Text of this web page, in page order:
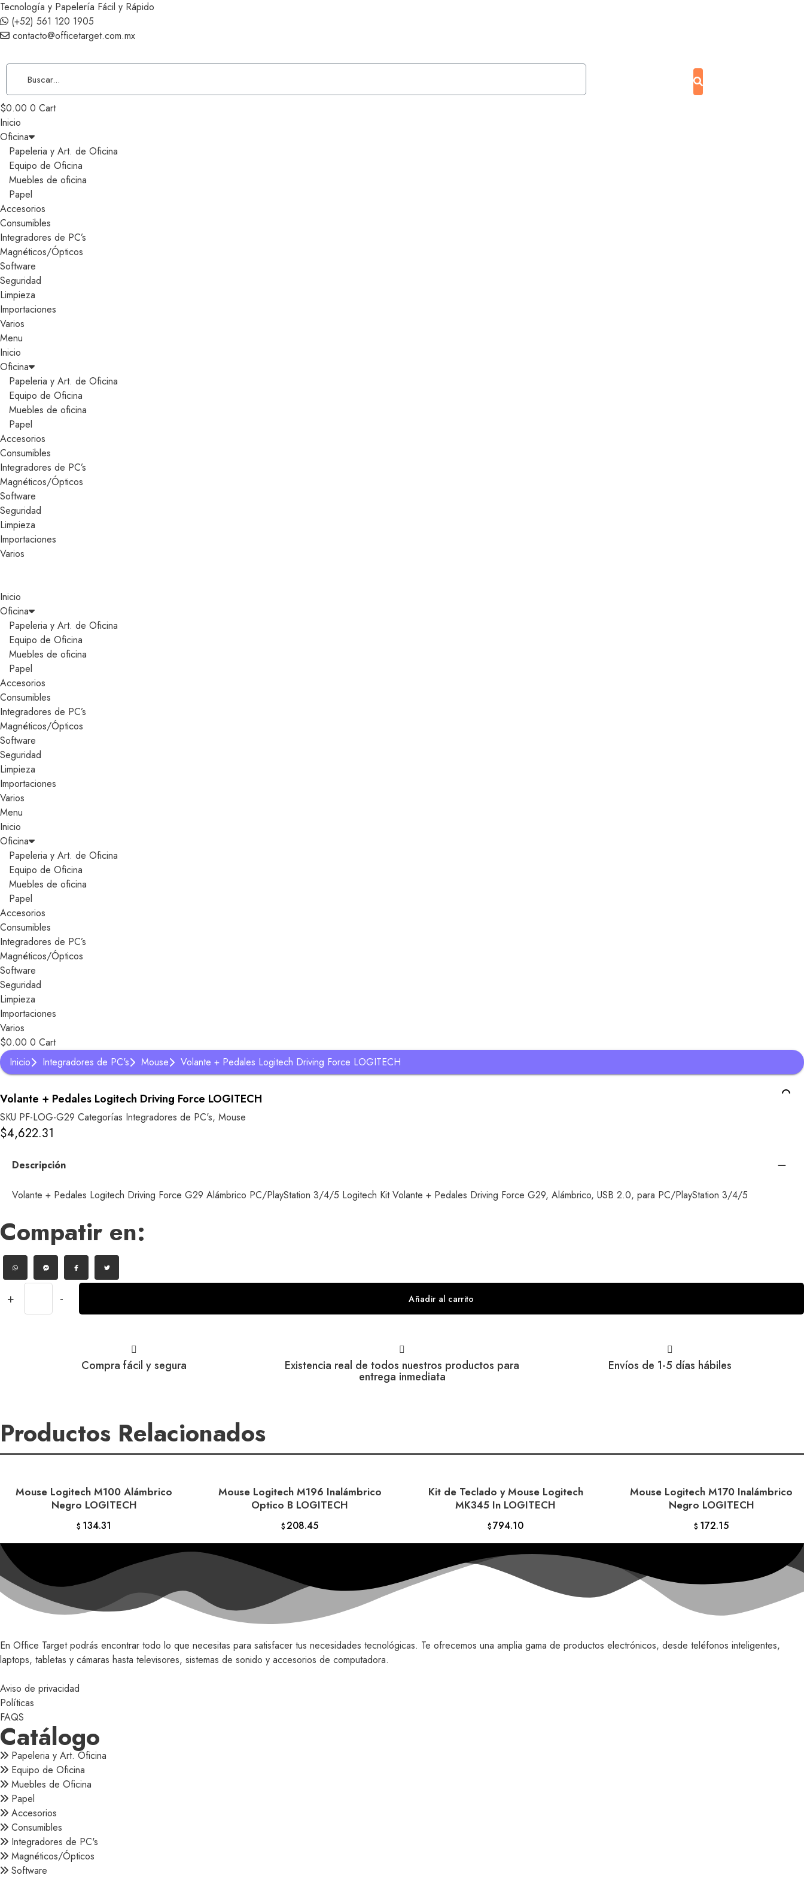
Tecnología y Papelería Fácil y Rápido
(+52) 561 120 1905
contacto@officetarget.com.mx
$0.00 0 Cart
Inicio
Oficina
Papeleria y Art. de Oficina
Equipo de Oficina
Muebles de oficina
Papel
Accesorios
Consumibles
Integradores de PC’s
Magnéticos/Ópticos
Software
Seguridad
Limpieza
Importaciones
Varios
Menu
Inicio
Oficina
Papeleria y Art. de Oficina
Equipo de Oficina
Muebles de oficina
Papel
Accesorios
Consumibles
Integradores de PC’s
Magnéticos/Ópticos
Software
Seguridad
Limpieza
Importaciones
Varios
Inicio
Oficina
Papeleria y Art. de Oficina
Equipo de Oficina
Muebles de oficina
Papel
Accesorios
Consumibles
Integradores de PC’s
Magnéticos/Ópticos
Software
Seguridad
Limpieza
Importaciones
Varios
Menu
Inicio
Oficina
Papeleria y Art. de Oficina
Equipo de Oficina
Muebles de oficina
Papel
Accesorios
Consumibles
Integradores de PC’s
Magnéticos/Ópticos
Software
Seguridad
Limpieza
Importaciones
Varios
$0.00 0 Cart
Inicio
Integradores de PC's Mouse Volante + Pedales Logitech Driving Force LOGITECH
Volante + Pedales Logitech Driving Force LOGITECH
SKU PF-LOG-G29 Categorías Integradores de PC's, Mouse
$4,622.31
Descripción
Volante + Pedales Logitech Driving Force G29 Alámbrico PC/PlayStation 3/4/5 Logitech Kit Volante + Pedales Driving Force G29, Alámbrico, USB 2.0, para PC/PlayStation 3/4/5
Compatir en:
+
Volante
- Añadir al carrito
Compra fácil y segura Existencia real de todos nuestros productos para
entrega inmediata
Envíos de 1-5 días hábiles
Productos Relacionados
AÑADIR AL CARRITO
Mouse Logitech M100 Alámbrico
Negro LOGITECH
$ 134.31
AÑADIR AL CARRITO
Mouse Logitech M196 Inalámbrico
Optico B LOGITECH
$208.45
AÑADIR AL CARRITO
Kit de Teclado y Mouse Logitech
MK345 In LOGITECH
$794.10
AÑADIR AL CARRITO
Mouse Logitech M170 Inalámbrico
Negro LOGITECH
$ 172.15
En Office Target podrás encontrar todo lo que necesitas para satisfacer tus necesidades tecnológicas. Te ofrecemos una amplia gama de productos electrónicos, desde teléfonos inteligentes,
laptops, tabletas y cámaras hasta televisores, sistemas de sonido y accesorios de computadora.
Aviso de privacidad
Políticas
FAQS
Catálogo
Papeleria y Art. Oficina
Equipo de Oficina
Muebles de Oficina
Papel
Accesorios
Consumibles
Integradores de PC's
Magnéticos/Ópticos
Software